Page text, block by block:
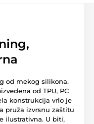
od mekog silikona.
od TPU, PC
konstrukcija vrlo je
pruža izvrsnu zaštitu
ilustrativna. U biti,